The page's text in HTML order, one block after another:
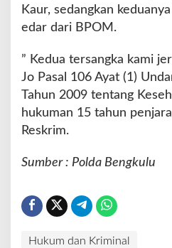
Kaur, sedangkan
edar dari BPOM.
” Kedua tersangka kami
Jo Pasal 106 Ayat (1)
Tahun 2009 tentang
hukuman 15 tahun
Reskrim.
Sumber : Polda Bengkulu
Hukum dan Kriminal